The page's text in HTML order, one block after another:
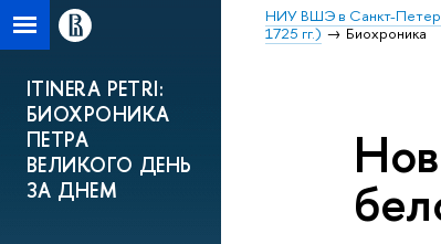
НИУ ВШЭ в Санкт-
1725 гг.)
Биохроника
ITINERA PETRI:
БИОХРОНИКА
ПЕТРА
ВЕЛИКОГО ДЕНЬ
ЗА ДНЕМ